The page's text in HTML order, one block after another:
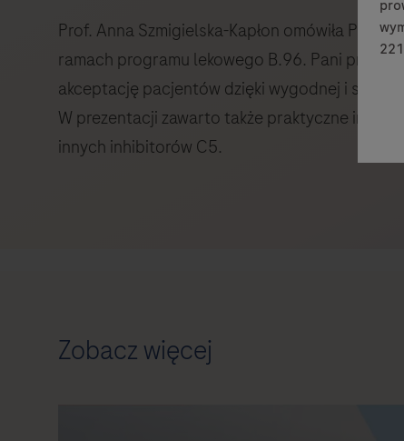
Prof. Anna Szmigielska-Kapłon omówiła
ramach programu lekowego B.96. Pani
akceptację pacjentów dzięki wygodnej i
W prezentacji zawarto także praktyczne
innych inhibitorów C5.